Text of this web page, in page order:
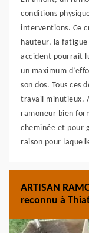
conditions
interventions. Ce
hauteur, la
accident pourrait
un maximum
son dos. Tous ces
travail minutieux.
ramoneur bien
cheminée et pour
raison pour
ARTISAN
reconnu à